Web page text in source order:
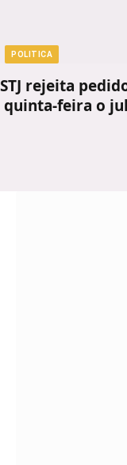
POLITICA
STJ rejeita
quinta-feira o